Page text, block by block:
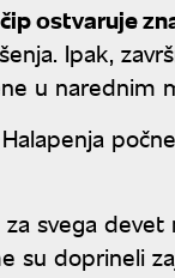
ostvaruje
Ipak,
u narednim
svega
su doprineli